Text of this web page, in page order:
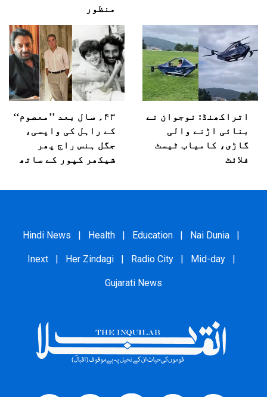
منظور
اتراکھنڈ: نوجوان نے
بنائی اڑنے والی
گاڑی، کامیاب ٹیسٹ
فلائٹ
۴۳؍ سال بعد ’’معصوم‘‘
کے راہل کی واپسی،
جگل ہنس راج پھر
شیکھر کپور کے ساتھ
Hindi News | Health | Education | Nai Dunia |
Inext | Her Zindagi | Radio City | Mid-day |
Gujarati News